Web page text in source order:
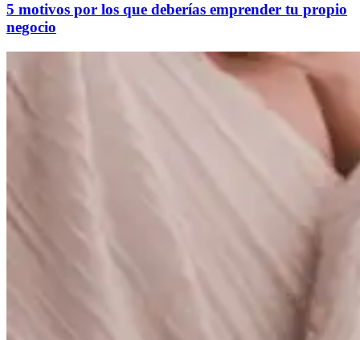
5 motivos por los que deberías emprender tu propio
negocio